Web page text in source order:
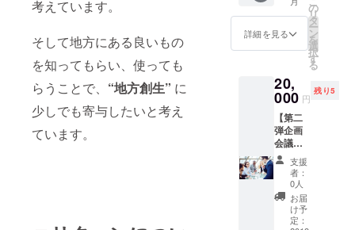
考えています。
そして地方にある良いもの
を知ってもらい、使っても
らうことで、 “地方創生” に
少しでも寄与したいと考え
ています。
今治市
内の場
合は交
トメン
バー負
ます。
それ
以外の
場所に
なる場
合は別
途プロ
ジェク
トメン
税込 ・
カ
ラー：
オフ
材：
綿100%
・サイ
ズ：
68cm×
134cm
・商品
詳細：
通常
よりも
一層ふ
んわり
詳細を見る
の
リ
タ
ー
ン
を
選
択
す
る
20,
000 円
残り5
【第二
弾企画
会議
初回参
加権】
・2018
年2月
（仮）
に実施
支援
者：
0人
お届
け予
定：